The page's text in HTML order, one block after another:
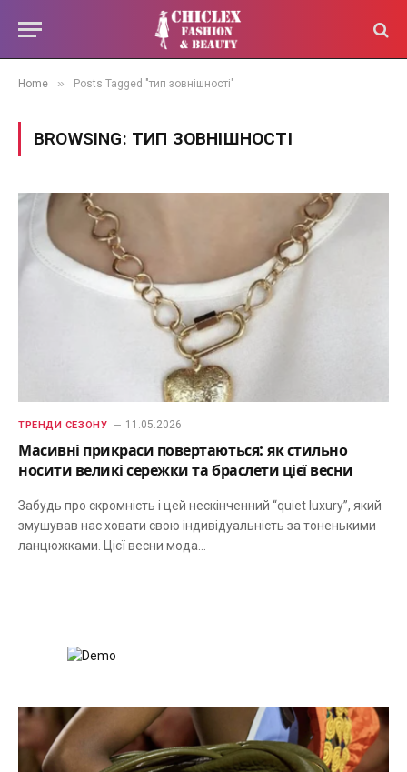
Home » Posts Tagged "тип зовнішності"
BROWSING: ТИП ЗОВНІШНОСТІ
ТРЕНДИ СЕЗОНУ 11.05.2026
Масивні прикраси повертаються: як стильно
носити великі сережки та браслети цієї весни
Забудь про скромність і цей нескінченний “quiet luxury”, який
змушував нас ховати свою індивідуальність за тоненькими
ланцюжками. Цієї весни мода…